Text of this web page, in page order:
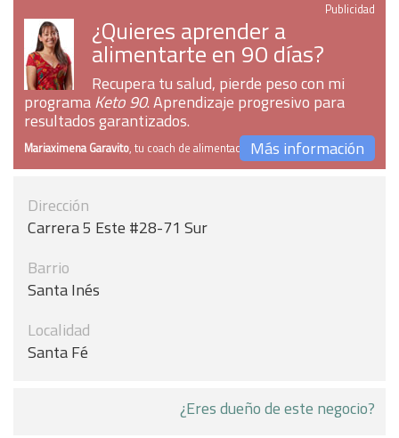
Publicidad
¿Quieres aprender a
alimentarte en 90 días?
Recupera tu salud, pierde peso con mi
programaKeto 90. Aprendizaje progresivo para
resultados garantizados.
Mariaximena Garavito, tu coach de alimentaciónMás información
Dirección
Carrera 5 Este #28-71 Sur
Barrio
Santa Inés
Localidad
Santa Fé
¿Eres dueño de este negocio?